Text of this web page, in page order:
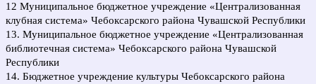
12 Муниципальное бюджетное учреждение «Централизованная
клубная система» Чебоксарского района Чувашской Республики
13. Муниципальное бюджетное учреждение «Централизованная
библиотечная система» Чебоксарского района Чувашской
Республики
14. Бюджетное учреждение культуры Чебоксарского района